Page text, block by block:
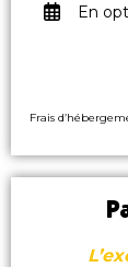
En
Frais